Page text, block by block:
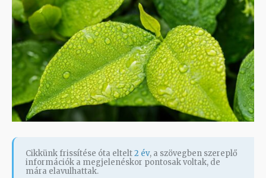
Cikkünk frissítése óta eltelt2 év, a szövegben szereplő
információk a megjelenéskor pontosak voltak, de
mára elavulhattak.